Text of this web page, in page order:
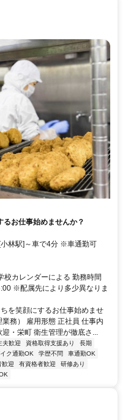
お仕事始めませんか？
成田線[小林駅]～車で4分 ※車通勤可
カレンダーによる 勤務時間
※配属先により多少異なりま
を笑顔にするお仕事始めませ
務） 雇用形態 正社員 仕事内
・栄町 衛生管理が徹底さ...
夫歓迎 資格取得支援あり
長期
ク通勤OK 学歴不問
車通勤OK
歓迎 有資格者歓迎
研修あり